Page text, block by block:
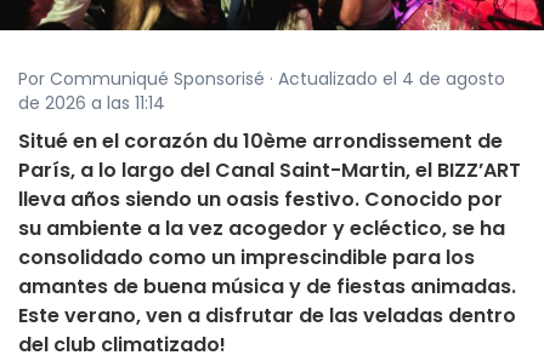
Por Communiqué Sponsorisé · Actualizado el 4 de agosto
de 2026 a las 11:14
Situé en el corazón du 10ème arrondissement de
París, a lo largo del Canal Saint-Martin, el BIZZ’ART
lleva años siendo un oasis festivo. Conocido por
su ambiente a la vez acogedor y ecléctico, se ha
consolidado como un imprescindible para los
amantes de buena música y de fiestas animadas.
Este verano, ven a disfrutar de las veladas dentro
del club climatizado!